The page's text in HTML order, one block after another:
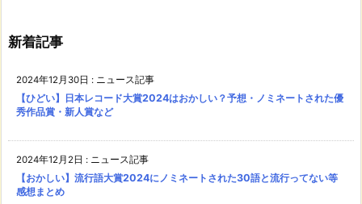
新着記事
2024年12月30日 : ニュース記事
【ひどい】日本レコード大賞2024はおかしい？予想・ノミネートされた優
秀作品賞・新人賞など
2024年12月2日 : ニュース記事
【おかしい】流行語大賞2024にノミネートされた30語と流行ってない等
感想まとめ